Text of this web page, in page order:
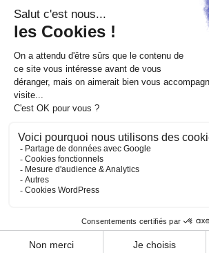
© Copyright |Mentions légales